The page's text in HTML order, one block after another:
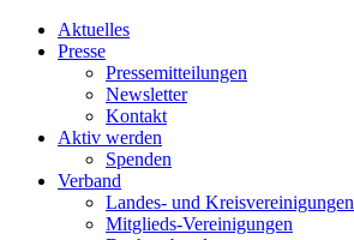
Aktuelles
Presse
Pressemitteilungen
Newsletter
Kontakt
Aktiv werden
Spenden
Verband
Landes- und Kreisvereinigungen
Mitglieds-Vereinigungen